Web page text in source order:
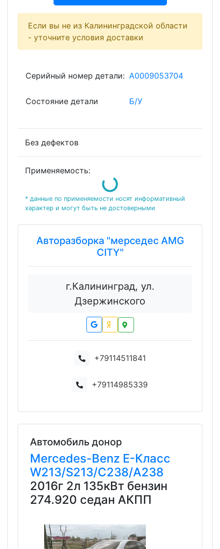
Если вы не из Калининградской области
- уточните условия доставки
Серийный номер детали: A0009053704
Состояние детали Б/У
Без дефектов
Применяемость: Loading...
* данные по применяемости носят информативный
характер и могут быть не достоверными
Авторазборка "мерседес AMG
CITY"
г.Калининград, ул.
Дзержинского
+79114511841
+79114985339
Автомобиль донор
Mercedes-Benz E-Класс
W213/S213/C238/A238
2016г 2л 135кВт бензин
274.920 седан АКПП